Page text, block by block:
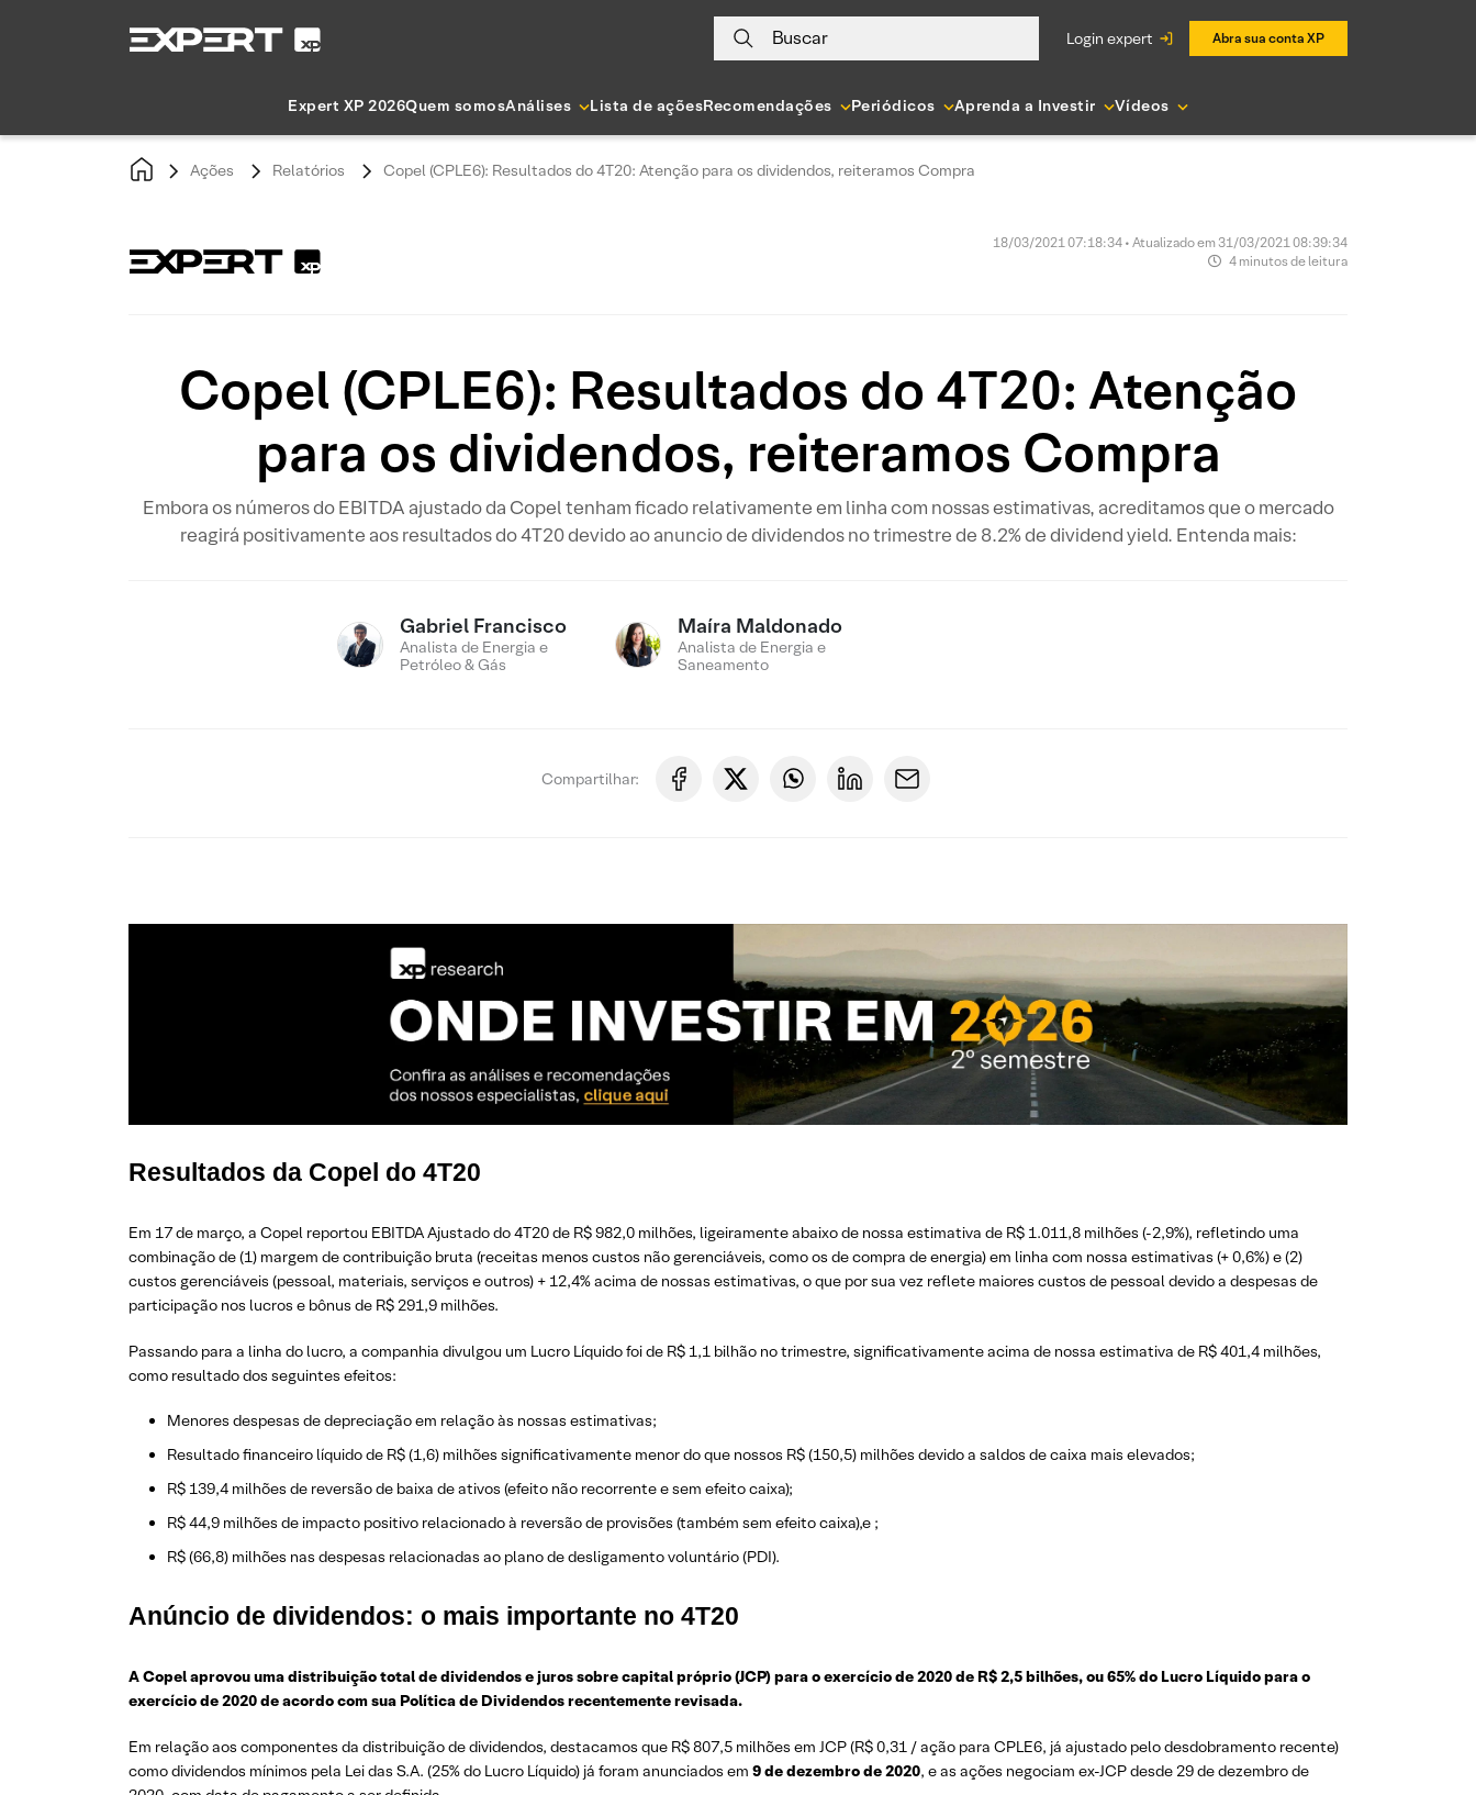
Buscar login expert Abra sua conta XP
Expert XP 2026Quem somosAnálises Lista de açõesRecomendações Periódicos Aprenda a Investir Vídeos
Ações Relatórios Copel (CPLE6): Resultados do 4T20: Atenção para os dividendos, reiteramos Compra
18/03/2021 07:18:34 • Atualizado em 31/03/2021 08:39:34
4 minutos de leitura
Copel (CPLE6): Resultados do 4T20: Atenção
para os dividendos, reiteramos Compra
Embora os números do EBITDA ajustado da Copel tenham ficado relativamente em linha com nossas estimativas, acreditamos que o mercado
reagirá positivamente aos resultados do 4T20 devido ao anuncio de dividendos no trimestre de 8.2% de dividend yield. Entenda mais:
Gabriel Francisco
Analista de Energia e
Petróleo & Gás
Maíra Maldonado
Analista de Energia e
Saneamento
Compartilhar:
Resultados da Copel do 4T20
Em 17 de março, a Copel reportou EBITDA Ajustado do 4T20 de R$ 982,0 milhões, ligeiramente abaixo de nossa estimativa de R$ 1.011,8 milhões (-2,9%), refletindo uma
combinação de (1) margem de contribuição bruta (receitas menos custos não gerenciáveis, como os de compra de energia) em linha com nossa estimativas (+ 0,6%) e (2)
custos gerenciáveis (pessoal, materiais, serviços e outros) + 12,4% acima de nossas estimativas, o que por sua vez reflete maiores custos de pessoal devido a despesas de
participação nos lucros e bônus de R$ 291,9 milhões.
Passando para a linha do lucro, a companhia divulgou um Lucro Líquido foi de R$ 1,1 bilhão no trimestre, significativamente acima de nossa estimativa de R$ 401,4 milhões,
como resultado dos seguintes efeitos:
Menores despesas de depreciação em relação às nossas estimativas;
Resultado financeiro líquido de R$ (1,6) milhões significativamente menor do que nossos R$ (150,5) milhões devido a saldos de caixa mais elevados;
R$ 139,4 milhões de reversão de baixa de ativos (efeito não recorrente e sem efeito caixa);
R$ 44,9 milhões de impacto positivo relacionado à reversão de provisões (também sem efeito caixa),e ;
R$ (66,8) milhões nas despesas relacionadas ao plano de desligamento voluntário (PDI).
Anúncio de dividendos: o mais importante no 4T20
A Copel aprovou uma distribuição total de dividendos e juros sobre capital próprio (JCP) para o exercício de 2020 de R$ 2,5 bilhões, ou 65% do Lucro Líquido para o
exercício de 2020 de acordo com sua Política de Dividendos recentemente revisada.
Em relação aos componentes da distribuição de dividendos, destacamos que R$ 807,5 milhões em JCP (R$ 0,31 / ação para CPLE6, já ajustado pelo desdobramento recente)
como dividendos mínimos pela Lei das S.A. (25% do Lucro Líquido) já foram anunciados em 9 de dezembro de 2020, e as ações negociam ex-JCP desde 29 de dezembro de